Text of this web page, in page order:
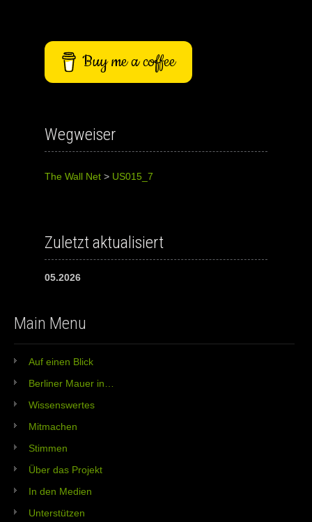
Buy me a coffee
Wegweiser
The Wall Net > US015_7
Zuletzt aktualisiert
05.2026
Main Menu
Auf einen Blick
Berliner Mauer in…
Wissenswertes
Mitmachen
Stimmen
Über das Projekt
In den Medien
Unterstützen